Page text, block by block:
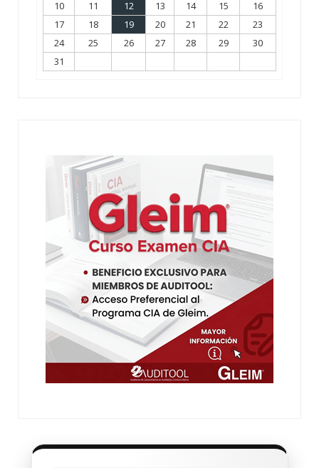
10
11 12 13 14 15
16
17
18 19 20 21 22
23
24
25 26 27 28 29
30
31